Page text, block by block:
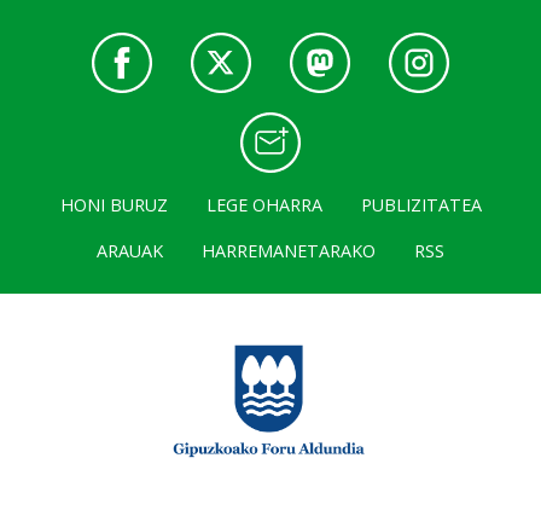
HONI BURUZ LEGE OHARRA
PUBLIZITATEA
ARAUAK
HARREMANETARAKO RSS